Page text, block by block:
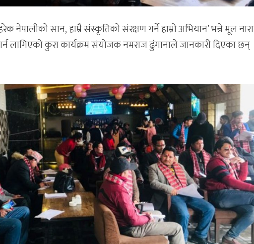
नेपालीको सान, हाम्रै संस्कृतिको संरक्षण गर्ने हाम्रो अभियान’ भन्ने मूल नारा
लागिएको कुरा कार्यक्रम संयोजक नमराज ढुंगानाले जानकारी दिएका छन्